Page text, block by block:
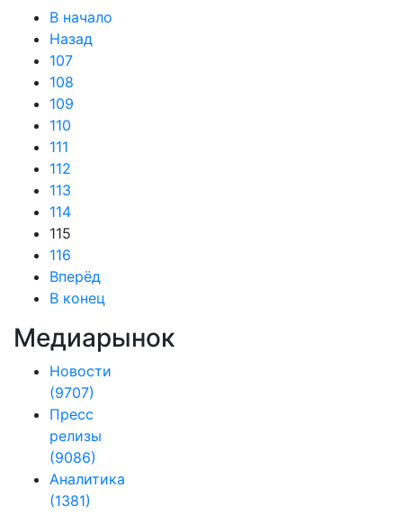
В начало
Назад
107
108
109
110
111
112
113
114
115
116
Вперёд
В конец
Медиарынок
Новости
(9707)
Пресс
релизы
(9086)
Аналитика
(1381)